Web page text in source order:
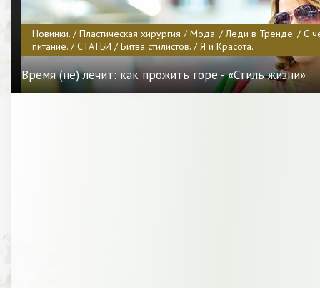
Новинки. / Пластическая хирургия / Мода. / Леди в Тренде. / С
питание. / СТАТЬИ / Битва стилистов. / Я и Красота.
Время (не) лечит: как прожить горе - «Стиль жизни»